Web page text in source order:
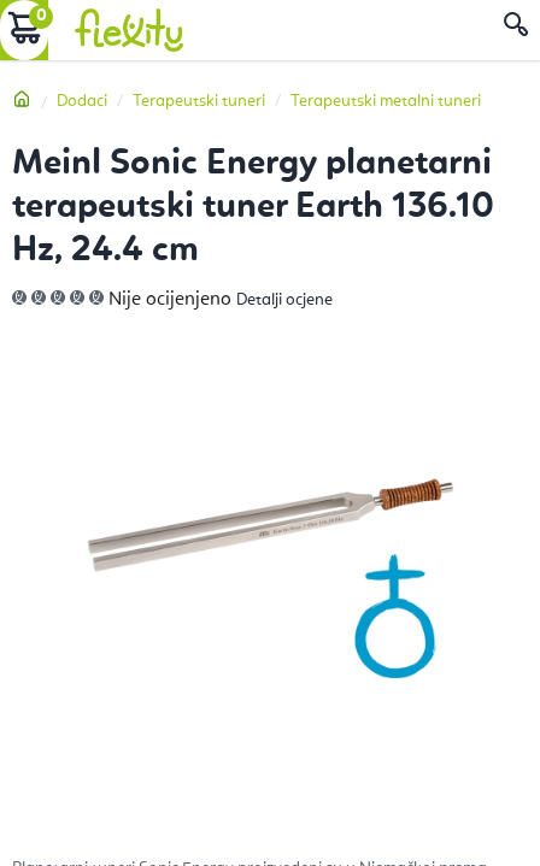
Preskoči
na
KOŠARICA
Početna
Dodaci Terapeutski tuneri Terapeutski metalni tuneri
Meinl Sonic Energy planetarni
terapeutski tuner Earth 136.10
Hz, 24.4 cm
Prosječna
ocjena
Nije ocijenjeno Detalji ocjene